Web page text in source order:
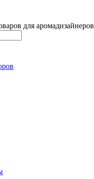
для аромадизайнеров